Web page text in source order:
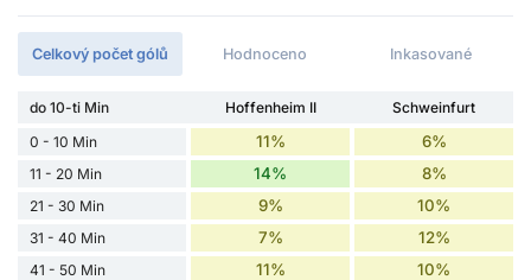
Celkový počet gólů Hodnoceno Inkasované
do 10-ti Min Hoffenheim II
Schweinfurt
0 - 10 Min
11% 6%
11 - 20 Min 14% 8%
21 - 30 Min 9% 10%
31 - 40 Min 7% 12%
41 - 50 Min 11% 10%